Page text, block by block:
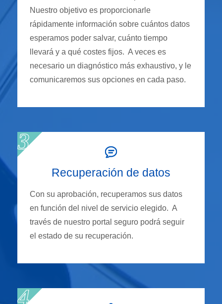
Nuestro objetivo es proporcionarle
rápidamente información sobre cuántos datos
esperamos poder salvar, cuánto tiempo
llevará y a qué costes fijos. A veces es
necesario un diagnóstico más exhaustivo, y le
comunicaremos sus opciones en cada paso.
Recuperación de datos
Con su aprobación, recuperamos sus datos
en función del nivel de servicio elegido. A
través de nuestro portal seguro podrá seguir
el estado de su recuperación.